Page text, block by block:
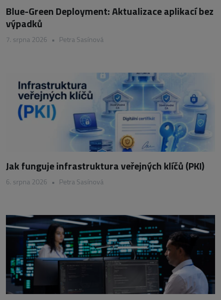
Blue-Green Deployment: Aktualizace aplikací bez
výpadků
7. srpna 2026 • Petra Sasínová
Jak funguje infrastruktura veřejných klíčů (PKI)
6. srpna 2026 • Petra Sasínová